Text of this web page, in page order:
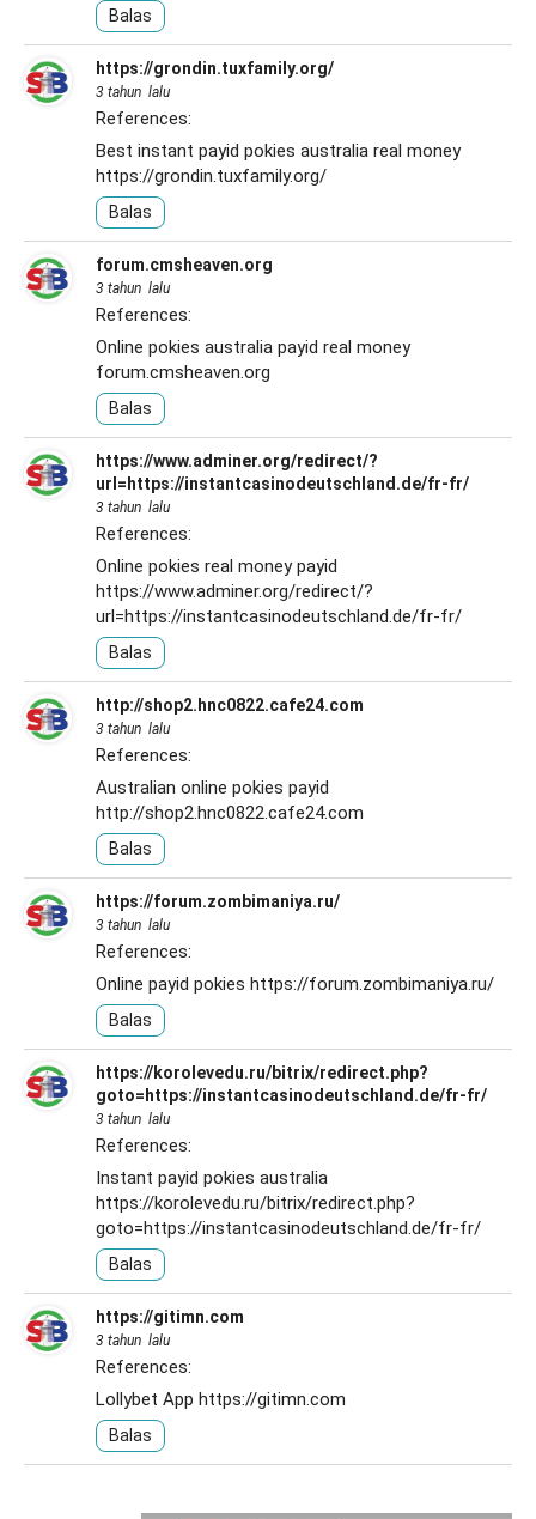
Balas
https://grondin.tuxfamily.org/
3 tahun lalu
References:
Best instant payid pokies australia real money
https://grondin.tuxfamily.org/
Balas
forum.cmsheaven.org
3 tahun lalu
References:
Online pokies australia payid real money
forum.cmsheaven.org
Balas
https://www.adminer.org/redirect/?
url=https://instantcasinodeutschland.de/fr-fr/
3 tahun lalu
References:
Online pokies real money payid
https://www.adminer.org/redirect/?
url=https://instantcasinodeutschland.de/fr-fr/
Balas
http://shop2.hnc0822.cafe24.com
3 tahun lalu
References:
Australian online pokies payid
http://shop2.hnc0822.cafe24.com
Balas
https://forum.zombimaniya.ru/
3 tahun lalu
References:
Online payid pokies https://forum.zombimaniya.ru/
Balas
https://korolevedu.ru/bitrix/redirect.php?
goto=https://instantcasinodeutschland.de/fr-fr/
3 tahun lalu
References:
Instant payid pokies australia
https://korolevedu.ru/bitrix/redirect.php?
goto=https://instantcasinodeutschland.de/fr-fr/
Balas
https://gitimn.com
3 tahun lalu
References:
Lollybet App https://gitimn.com
Balas